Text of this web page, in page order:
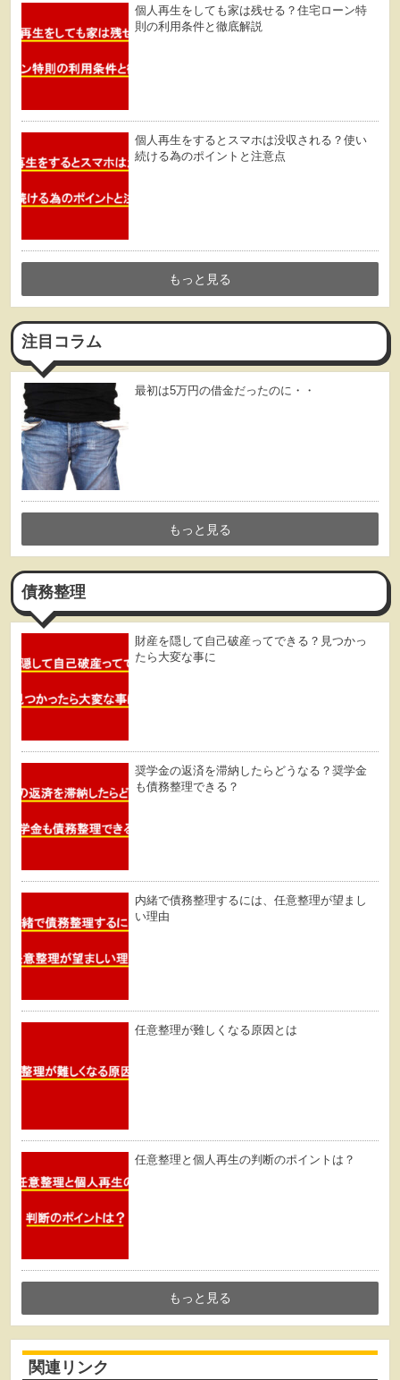
個人再生をしても家は残せる？住宅ローン特
則の利用条件と徹底解説
個人再生をするとスマホは没収される？使い
続ける為のポイントと注意点
もっと見る
注目コラム
最初は5万円の借金だったのに・・
もっと見る
債務整理
財産を隠して自己破産ってできる？見つかっ
たら大変な事に
奨学金の返済を滞納したらどうなる？奨学金
も債務整理できる？
内緒で債務整理するには、任意整理が望まし
い理由
任意整理が難しくなる原因とは
任意整理と個人再生の判断のポイントは？
もっと見る
関連リンク